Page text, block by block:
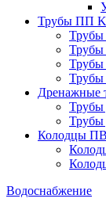
Трубы ПП
Дренажные
Трубы
Трубы
Колодцы
Водоснабжение